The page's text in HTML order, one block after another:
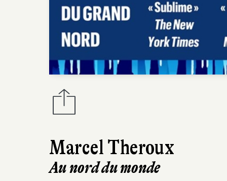
Marcel Theroux
Au nord du monde